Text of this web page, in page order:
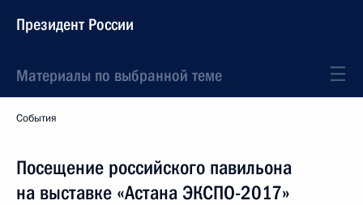
Президент России
Материалы по выбранной теме
События
Посещение российского павильона
на выставке «Астана ЭКСПО-2017»